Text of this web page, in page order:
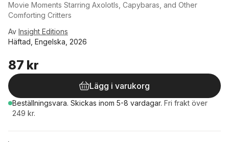
Movie Moments Starring Axolotls, Capybaras, and Other
Comforting Critters
Av Insight Editions
Häftad, Engelska, 2026
87 kr
Lägg i varukorg
Beställningsvara. Skickas inom 5-8 vardagar. Fri frakt över
249 kr.